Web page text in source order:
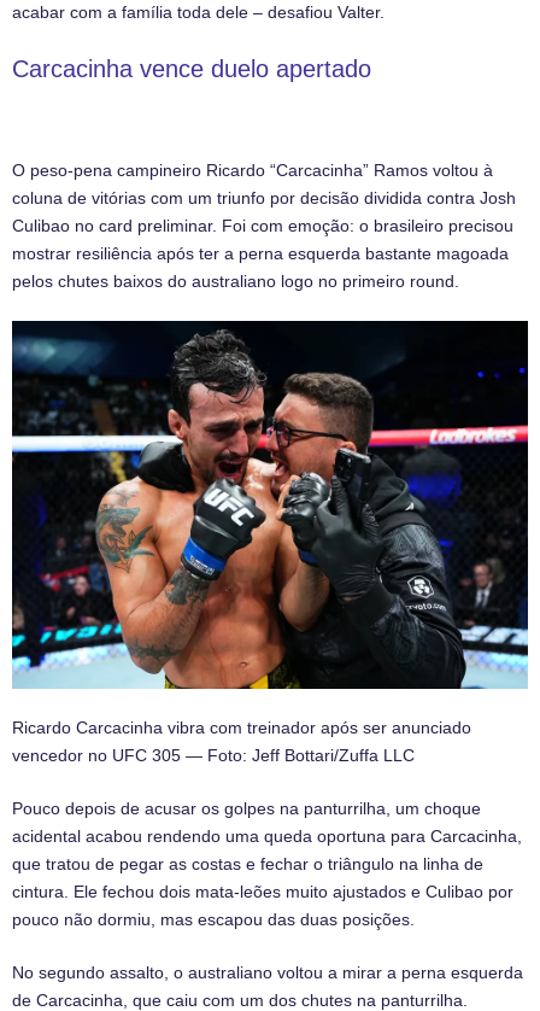
acabar com a família toda dele – desafiou Valter.
Carcacinha vence duelo apertado
O peso-pena campineiro Ricardo “Carcacinha” Ramos voltou à
coluna de vitórias com um triunfo por decisão dividida contra Josh
Culibao no card preliminar. Foi com emoção: o brasileiro precisou
mostrar resiliência após ter a perna esquerda bastante magoada
pelos chutes baixos do australiano logo no primeiro round.
Ricardo Carcacinha vibra com treinador após ser anunciado
vencedor no UFC 305 — Foto: Jeff Bottari/Zuffa LLC
Pouco depois de acusar os golpes na panturrilha, um choque
acidental acabou rendendo uma queda oportuna para Carcacinha,
que tratou de pegar as costas e fechar o triângulo na linha de
cintura. Ele fechou dois mata-leões muito ajustados e Culibao por
pouco não dormiu, mas escapou das duas posições.
No segundo assalto, o australiano voltou a mirar a perna esquerda
de Carcacinha, que caiu com um dos chutes na panturrilha.